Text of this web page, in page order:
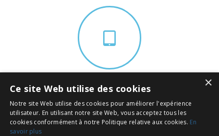
Téléchargez notre App
×
Ce site Web utilise des cookies
Notre site Web utilise des cookies pour améliorer l'expérience
utilisateur. En utilisant notre site Web, vous acceptez tous les
cookies conformément à notre Politique relative aux cookies. En
savoir plus